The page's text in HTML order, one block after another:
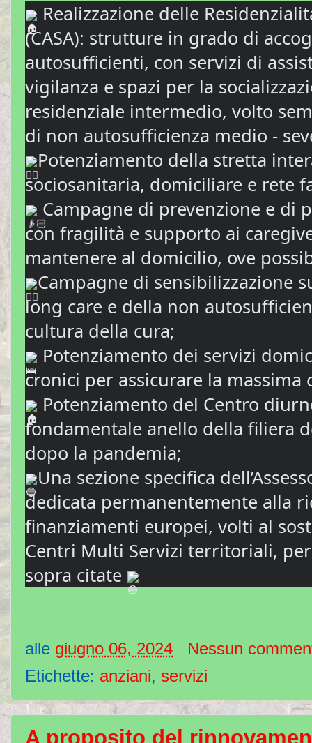
Realizzazione delle
(CASA): strutture in grado di
autosufficienti, con servizi di
vigilanza e spazi per la
residenziale intermedio, volto
di non autosufficienza medio -
Potenziamento della stretta
sociosanitaria, domiciliare e rete
Campagne di prevenzione e di
con fragilità e supporto ai
mantenere al domicilio, ove
Campagne di sensibilizzazione
long care e della non
cultura della cura;
Potenziamento dei servizi
cronici per assicurare la
Potenziamento del Centro
fondamentale anello della filiera
dopo la pandemia;
Una sezione specifica
dedicata permanentemente alla
finanziamenti europei, volti al
Centri Multi Servizi territoriali,
sopra citate
alle giugno 06, 2024
Nessun
Etichette: anziani, servizi
A proposito del